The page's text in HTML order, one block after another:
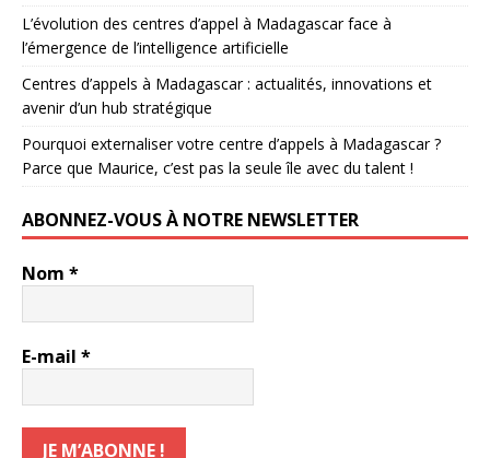
L’évolution des centres d’appel à Madagascar face à
l’émergence de l’intelligence artificielle
Centres d’appels à Madagascar : actualités, innovations et
avenir d’un hub stratégique
Pourquoi externaliser votre centre d’appels à Madagascar ?
Parce que Maurice, c’est pas la seule île avec du talent !
ABONNEZ-VOUS À NOTRE NEWSLETTER
Nom *
E-mail *